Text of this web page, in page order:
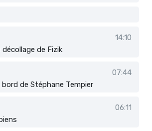
14:10
décollage de Fizik
07:44
bord de Stéphane Tempier
06:11